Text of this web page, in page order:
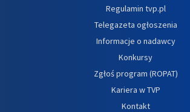
Regulamin tvp.pl
Telegazeta ogłoszenia
Informacje o nadawcy
Konkursy
Zgłoś program (ROPAT)
Kariera w TVP
Kontakt